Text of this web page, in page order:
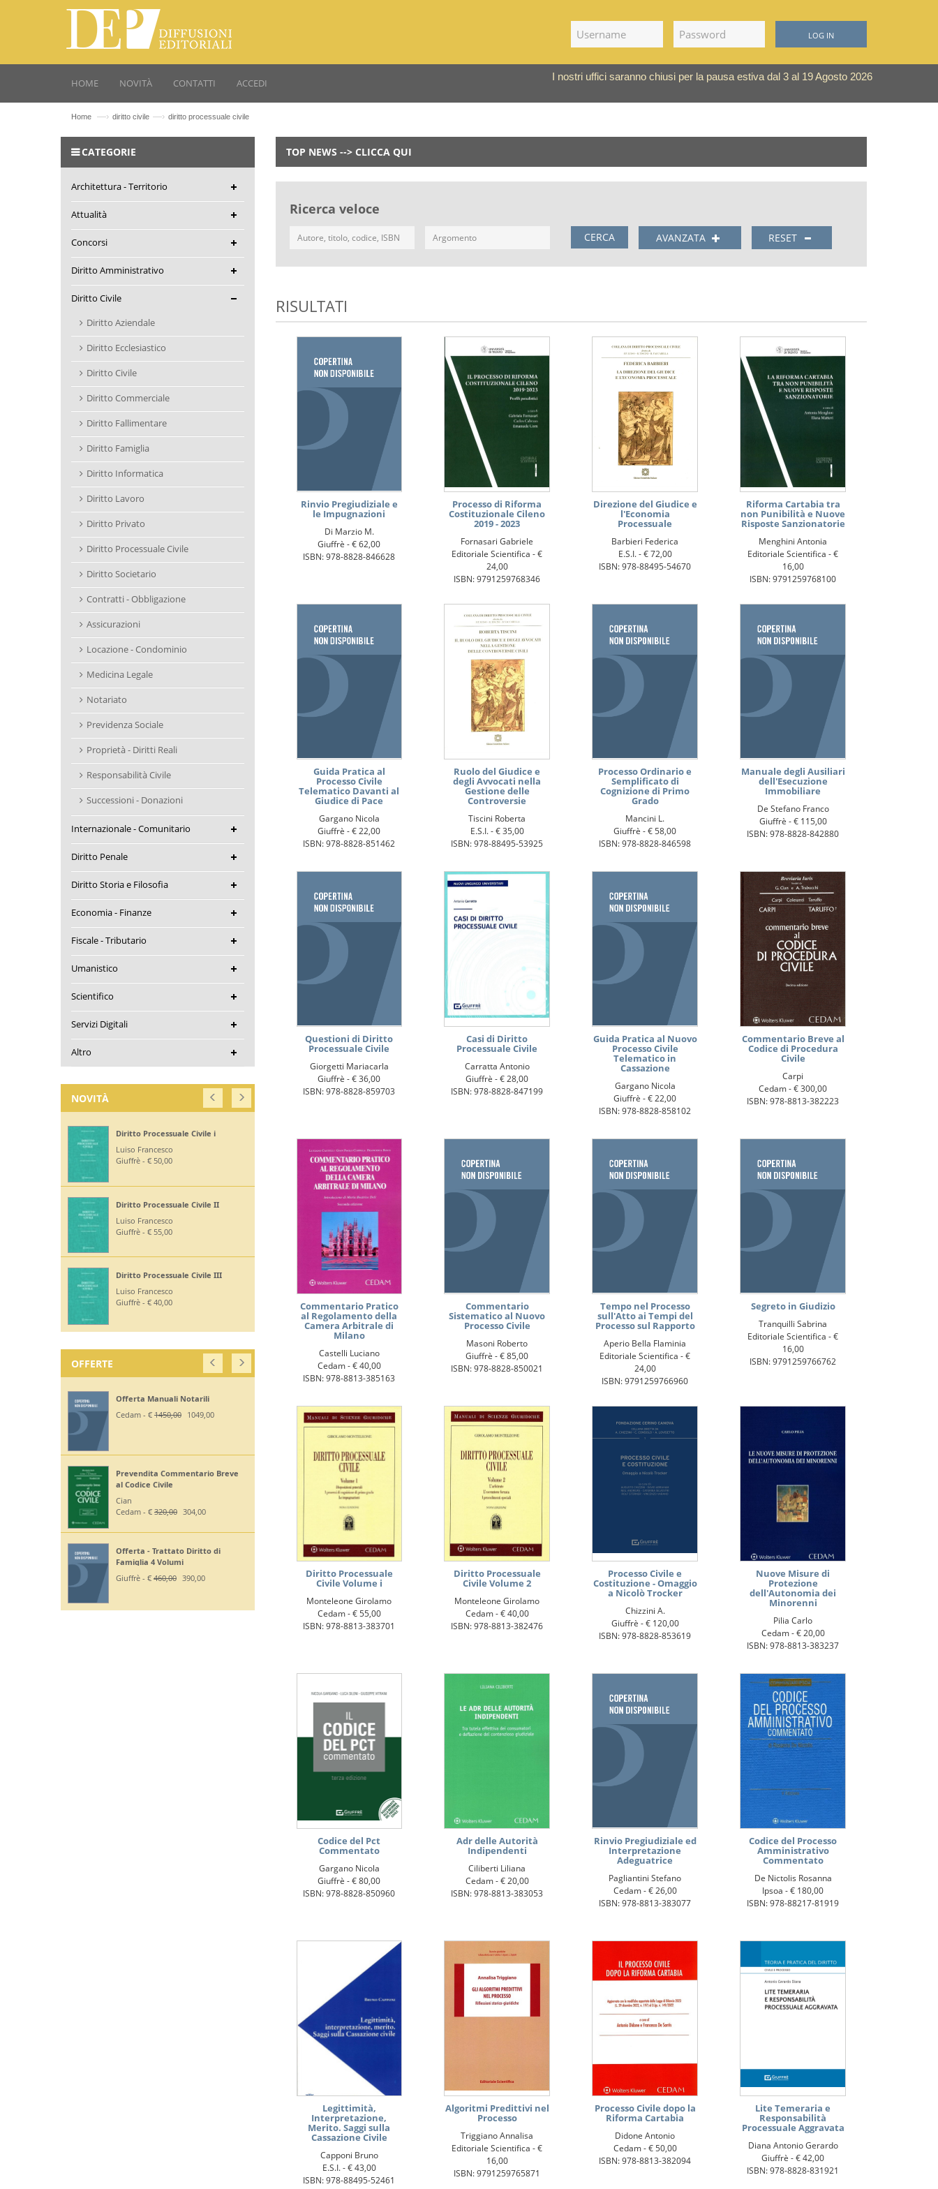
LOG IN
HOME NOVITÀ CONTATTI ACCEDI
I nostri uffici saranno chiusi per la pausa estiva dal 3 al 19 Agosto 2026
Home —› diritto civile —› diritto processuale civile
TOP NEWS --> CLICCA QUI
Ricerca veloce
CERCA AVANZATA RESET
RISULTATI
Rinvio Pregiudiziale e
le Impugnazioni
Di Marzio M.
Giuffrè -€ 62,00
ISBN: 978-8828-846628
Processo di Riforma
Costituzionale Cileno
2019 - 2023
Fornasari Gabriele
Editoriale Scientifica -€
24,00
ISBN: 9791259768346
Direzione del Giudice e
l'Economia
Processuale
Barbieri Federica
E.S.I. -€ 72,00
ISBN: 978-88495-54670
Riforma Cartabia tra
non Punibilità e Nuove
Risposte Sanzionatorie
Menghini Antonia
Editoriale Scientifica -€
16,00
ISBN: 9791259768100
Guida Pratica al
Processo Civile
Telematico Davanti al
Giudice di Pace
Gargano Nicola
Giuffrè -€ 22,00
ISBN: 978-8828-851462
Ruolo del Giudice e
degli Avvocati nella
Gestione delle
Controversie
Tiscini Roberta
E.S.I. -€ 35,00
ISBN: 978-88495-53925
Processo Ordinario e
Semplificato di
Cognizione di Primo
Grado
Mancini L.
Giuffrè -€ 58,00
ISBN: 978-8828-846598
Manuale degli Ausiliari
dell'Esecuzione
Immobiliare
De Stefano Franco
Giuffrè -€ 115,00
ISBN: 978-8828-842880
Questioni di Diritto
Processuale Civile
Giorgetti Mariacarla
Giuffrè -€ 36,00
ISBN: 978-8828-859703
Casi di Diritto
Processuale Civile
Carratta Antonio
Giuffrè -€ 28,00
ISBN: 978-8828-847199
Guida Pratica al Nuovo
Processo Civile
Telematico in
Cassazione
Gargano Nicola
Giuffrè -€ 22,00
ISBN: 978-8828-858102
Commentario Breve al
Codice di Procedura
Civile
Carpi
Cedam -€ 300,00
ISBN: 978-8813-382223
Commentario Pratico
al Regolamento della
Camera Arbitrale di
Milano
Castelli Luciano
Cedam -€ 40,00
ISBN: 978-8813-385163
Commentario
Sistematico al Nuovo
Processo Civile
Masoni Roberto
Giuffrè -€ 85,00
ISBN: 978-8828-850021
Tempo nel Processo
sull'Atto ai Tempi del
Processo sul Rapporto
Aperio Bella Flaminia
Editoriale Scientifica -€
24,00
ISBN: 9791259766960
Segreto in Giudizio
Tranquilli Sabrina
Editoriale Scientifica -€
16,00
ISBN: 9791259766762
Diritto Processuale
Civile Volume i
Monteleone Girolamo
Cedam -€ 55,00
ISBN: 978-8813-383701
Diritto Processuale
Civile Volume 2
Monteleone Girolamo
Cedam -€ 40,00
ISBN: 978-8813-382476
Processo Civile e
Costituzione - Omaggio
a Nicolò Trocker
Chizzini A.
Giuffrè -€ 120,00
ISBN: 978-8828-853619
Nuove Misure di
Protezione
dell'Autonomia dei
Minorenni
Pilia Carlo
Cedam -€ 20,00
ISBN: 978-8813-383237
Codice del Pct
Commentato
Gargano Nicola
Giuffrè -€ 80,00
ISBN: 978-8828-850960
Adr delle Autorità
Indipendenti
Ciliberti Liliana
Cedam -€ 20,00
ISBN: 978-8813-383053
Rinvio Pregiudiziale ed
Interpretazione
Adeguatrice
Pagliantini Stefano
Cedam -€ 26,00
ISBN: 978-8813-383077
Codice del Processo
Amministrativo
Commentato
De Nictolis Rosanna
Ipsoa -€ 180,00
ISBN: 978-88217-81919
Legittimità,
Interpretazione,
Merito. Saggi sulla
Cassazione Civile
Capponi Bruno
E.S.I. -€ 43,00
ISBN: 978-88495-52461
Algoritmi Predittivi nel
Processo
Triggiano Annalisa
Editoriale Scientifica -€
16,00
ISBN: 9791259765871
Processo Civile dopo la
Riforma Cartabia
Didone Antonio
Cedam -€ 50,00
ISBN: 978-8813-382094
Lite Temeraria e
Responsabilità
Processuale Aggravata
Diana Antonio Gerardo
Giuffrè -€ 42,00
ISBN: 978-8828-831921
CATEGORIE
Architettura - Territorio
Attualità
Concorsi
Diritto Amministrativo
Diritto Civile
Diritto Aziendale
Diritto Ecclesiastico
Diritto Civile
Diritto Commerciale
Diritto Fallimentare
Diritto Famiglia
Diritto Informatica
Diritto Lavoro
Diritto Privato
Diritto Processuale Civile
Diritto Societario
Contratti - Obbligazione
Assicurazioni
Locazione - Condominio
Medicina Legale
Notariato
Previdenza Sociale
Proprietà - Diritti Reali
Responsabilità Civile
Successioni - Donazioni
Internazionale - Comunitario
Diritto Penale
Diritto Storia e Filosofia
Economia - Finanze
Fiscale - Tributario
Umanistico
Scientifico
Servizi Digitali
Altro
NOVITÀ
Diritto Processuale Civile IV
Luiso Francesco
Giuffrè - € 45,00
Diritto Processuale Civile V
Luiso Francesco
Giuffrè - € 35,00
Studi sulla Giustizia Familiare - il
Processo
Ficcarelli Beatrice
OFFERTE
Off. Codici Civile, Penale, Proc
Civile, Proc Penale 2026 - Esame
Off Codici Civile e Penale 2026 -
Esame Avvocato
Giuffrè - €
Off. Codici Civile e Proc Civile 2026
- Esame Avvocato
Giuffrè - € 195,00 185,20